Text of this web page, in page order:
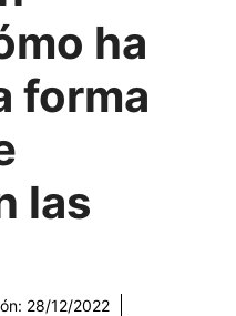
ha
forma
las
28/12/2022